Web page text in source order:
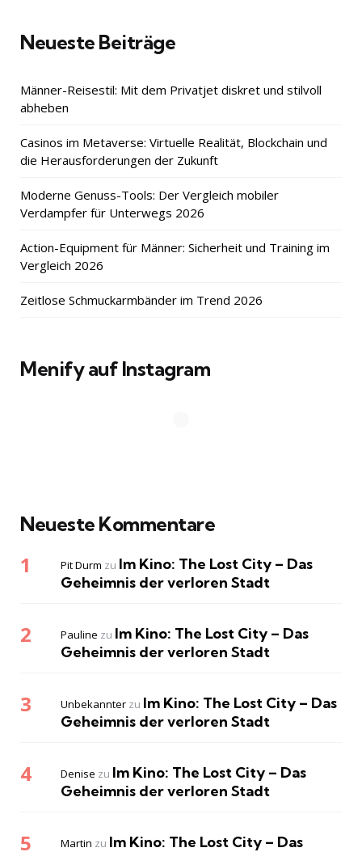
Neueste Beiträge
Männer-Reisestil: Mit dem Privatjet diskret und stilvoll
abheben
Casinos im Metaverse: Virtuelle Realität, Blockchain und
die Herausforderungen der Zukunft
Moderne Genuss-Tools: Der Vergleich mobiler
Verdampfer für Unterwegs 2026
Action-Equipment für Männer: Sicherheit und Training im
Vergleich 2026
Zeitlose Schmuckarmbänder im Trend 2026
Menify auf Instagram
Neueste Kommentare
Pit Durm zu Im Kino: The Lost City – Das
Geheimnis der verloren Stadt
Pauline zu Im Kino: The Lost City – Das
Geheimnis der verloren Stadt
Unbekannter zu Im Kino: The Lost City – Das
Geheimnis der verloren Stadt
Denise zu Im Kino: The Lost City – Das
Geheimnis der verloren Stadt
Martin zu Im Kino: The Lost City – Das